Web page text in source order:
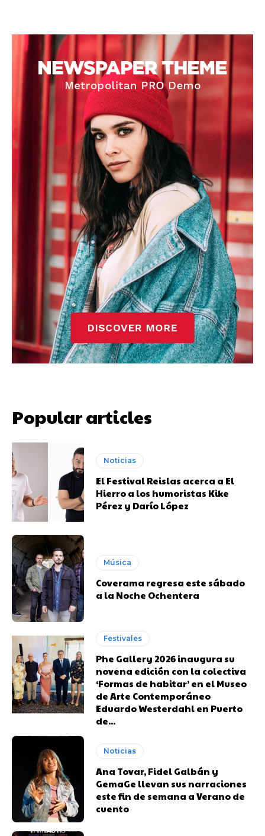
Popular articles
Noticias
El Festival Reislas acerca a El
Hierro a los humoristas Kike
Pérez y Darío López
Música
Coverama regresa este sábado
a la Noche Ochentera
Festivales
Phe Gallery 2026 inaugura su
novena edición con la colectiva
‘Formas de habitar’ en el Museo
de Arte Contemporáneo
Eduardo Westerdahl en Puerto
de...
Noticias
Ana Tovar, Fidel Galbán y
GemaGe llevan sus narraciones
este fin de semana a Verano de
cuento